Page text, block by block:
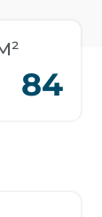
84